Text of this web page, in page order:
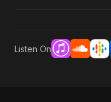
Listen On